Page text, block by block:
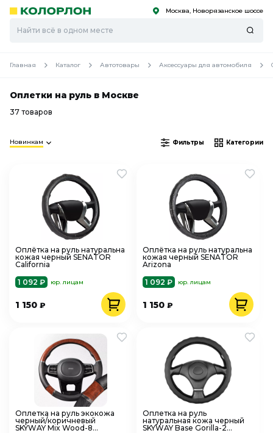
Скоро
Скоро Москва, Новорязанское шоссе
Главная Каталог Автотовары Аксессуары для автомобиля
Оплетки на руль в Москве
37 товаров
Новинкам Фильтры Категории
Оплётка на руль натуральна
кожая черный SENATOR
California
1 092 ₽
юр. лицам
1 150 ₽
Оплётка на руль натуральна
кожая черный SENATOR
Arizona
1 092 ₽
юр. лицам
1 150₽
Оплетка на руль экокожа
черный/коричневый
SKYWAY Mix Wood-8
Оплетка на руль
натуральная кожа черный
SKYWAY Base Gorilla-2